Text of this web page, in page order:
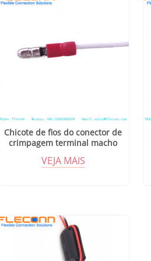
Chicote de fios do conector de
crimpagem terminal macho
VEJA MAIS